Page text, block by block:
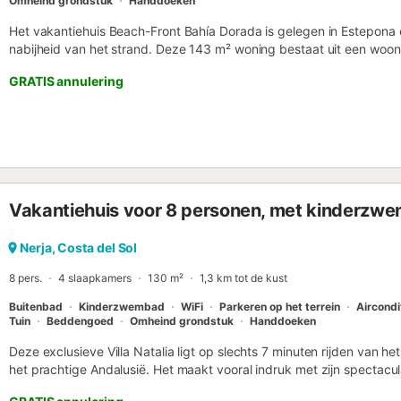
Het vakantiehuis Beach-Front Bahía Dorada is gelegen in
nabijheid van het strand. Deze 143 m² woning bestaat uit een
personen. Extra voorzieningen zijn high-speed Wi-Fi,
satelliet-tv. Het vakantiehuis beschikt over een eigen buitenruimte
terras en een barbecue. De woning heeft toegang tot een
andere 3 grote zwembaden die het hele jaar door geopend zijn.
Gusto) worden u gratis ter beschikking gesteld (u krijgt hiervoor
dichtstbijzijnde café: 3.48km. Afstand te voet/met de auto tot de
Bahía Dorada. Afstand tot de luchthaven: 42km Luchthaven
GRATIS annulering
Vakantiehuis voor 8 personen, met
Nerja, Costa del Sol
8 pers. 4 slaapkamers 130 m² 1,3 km tot de kust
Buitenbad Kinderzwembad WiFi Parkeren op het terrein
Tuin
Beddengoed Omheind grondstuk Handdoeken
Deze exclusieve Villa Natalia ligt op slechts 7 minuten rijden van
het prachtige Andalusië. Het maakt vooral indruk met zijn